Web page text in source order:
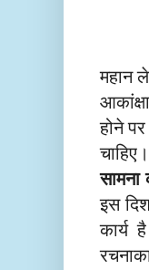
महान
होने
इस
कार्य